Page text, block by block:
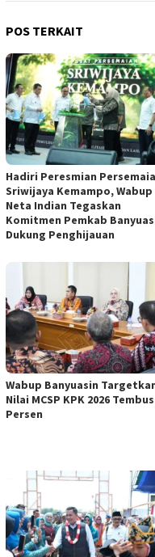
POS TERKAIT
Hadiri Peresmian
Sriwijaya Kemampo, Wabup
Neta Indian Tegaskan
Komitmen Pemkab
Dukung Penghijauan
Wabup Banyuasin
Nilai MCSP KPK 2026
Persen